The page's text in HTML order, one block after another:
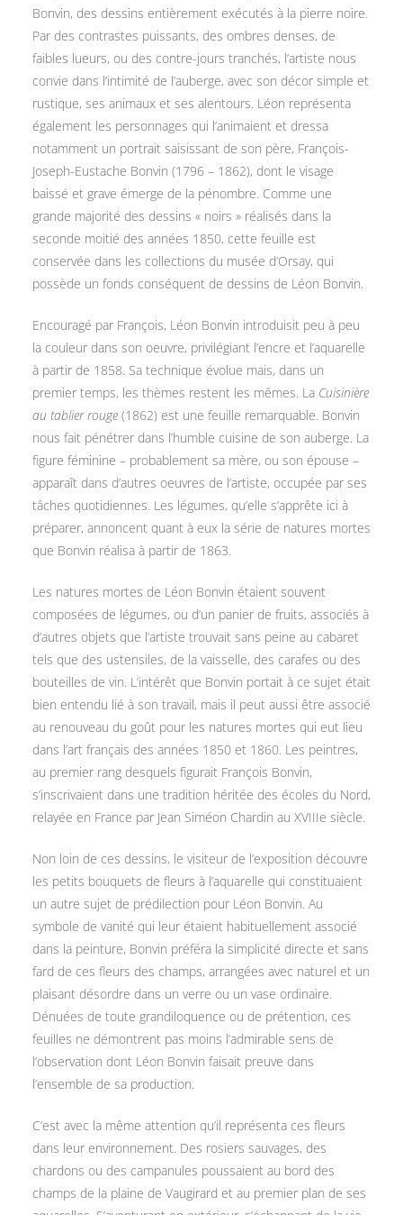
Bonvin, des dessins entièrement exécutés à la pierre noire.
Par des contrastes puissants, des ombres denses, de
faibles lueurs, ou des contre-jours tranchés, l’artiste nous
convie dans l’intimité de l’auberge, avec son décor simple et
rustique, ses animaux et ses alentours. Léon représenta
également les personnages qui l’animaient et dressa
notamment un portrait saisissant de son père, François-
Joseph-Eustache Bonvin (1796 – 1862), dont le visage
baissé et grave émerge de la pénombre. Comme une
grande majorité des dessins « noirs » réalisés dans la
seconde moitié des années 1850, cette feuille est
conservée dans les collections du musée d’Orsay, qui
possède un fonds conséquent de dessins de Léon Bonvin.
Encouragé par François, Léon Bonvin introduisit peu à peu
la couleur dans son oeuvre, privilégiant l’encre et l’aquarelle
à partir de 1858. Sa technique évolue mais, dans un
premier temps, les thèmes restent les mêmes. La Cuisinière
au tablier rouge (1862) est une feuille remarquable. Bonvin
nous fait pénétrer dans l’humble cuisine de son auberge. La
figure féminine – probablement sa mère, ou son épouse –
apparaît dans d’autres oeuvres de l’artiste, occupée par ses
tâches quotidiennes. Les légumes, qu’elle s’apprête ici à
préparer, annoncent quant à eux la série de natures mortes
que Bonvin réalisa à partir de 1863.
Les natures mortes de Léon Bonvin étaient souvent
composées de légumes, ou d’un panier de fruits, associés à
d’autres objets que l’artiste trouvait sans peine au cabaret
tels que des ustensiles, de la vaisselle, des carafes ou des
bouteilles de vin. L’intérêt que Bonvin portait à ce sujet était
bien entendu lié à son travail, mais il peut aussi être associé
au renouveau du goût pour les natures mortes qui eut lieu
dans l’art français des années 1850 et 1860. Les peintres,
au premier rang desquels figurait François Bonvin,
s’inscrivaient dans une tradition héritée des écoles du Nord,
relayée en France par Jean Siméon Chardin au XVIIIe siècle.
Non loin de ces dessins, le visiteur de l’exposition découvre
les petits bouquets de fleurs à l’aquarelle qui constituaient
un autre sujet de prédilection pour Léon Bonvin. Au
symbole de vanité qui leur étaient habituellement associé
dans la peinture, Bonvin préféra la simplicité directe et sans
fard de ces fleurs des champs, arrangées avec naturel et un
plaisant désordre dans un verre ou un vase ordinaire.
Dénuées de toute grandiloquence ou de prétention, ces
feuilles ne démontrent pas moins l’admirable sens de
l’observation dont Léon Bonvin faisait preuve dans
l’ensemble de sa production.
C’est avec la même attention qu’il représenta ces fleurs
dans leur environnement. Des rosiers sauvages, des
chardons ou des campanules poussaient au bord des
champs de la plaine de Vaugirard et au premier plan de ses